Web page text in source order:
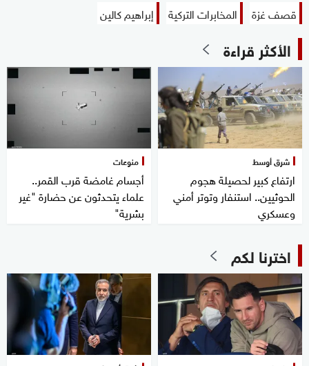
قصف غزة
المخابرات التركية إبراهيم كالين
الأكثر قراءة
شرق أوسط
ارتفاع كبير لحصيلة هجوم
الحوثيين.. استنفار وتوتر أمني
وعسكري
منوعات
أجسام غامضة قرب القمر..
علماء يتحدثون عن حضارة "غير
بشرية"
اخترنا لكم